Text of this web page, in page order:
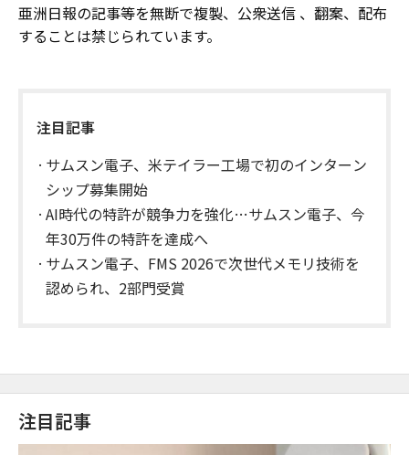
亜洲日報の記事等を無断で複製、公衆送信 、翻案、配布
することは禁じられています。
注目記事
サムスン電子、米テイラー工場で初のインターン
シップ募集開始
AI時代の特許が競争力を強化…サムスン電子、今
年30万件の特許を達成へ
サムスン電子、FMS 2026で次世代メモリ技術を
認められ、2部門受賞
注目記事